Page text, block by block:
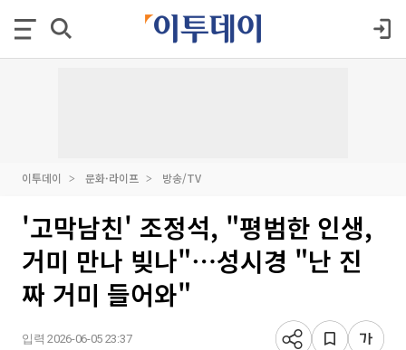
이투데이 문화·라이프 방송/TV
'고막남친' 조정석, "평범한 인생,
거미 만나 빚나"⋯성시경 "난 진
짜 거미 들어와"
입력 2026-06-05 23:37